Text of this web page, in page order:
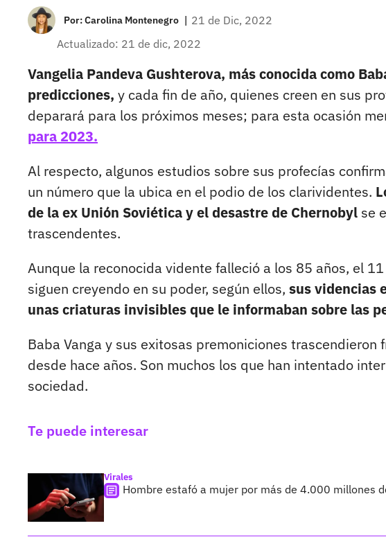
Por:Carolina Montenegro | 21 de Dic, 2022
Actualizado: 21 de dic, 2022
Vangelia Pandeva Gushterova, más conocida como
predicciones, y cada fin de año, quienes creen en sus
deparará para los próximos meses; para esta ocasión
para 2023.
Al respecto, algunos estudios sobre sus profecías
un número que la ubica en el podio de los clarividentes.
de la ex Unión Soviética y el desastre de Chernobyl se
trascendentes.
Aunque la reconocida vidente falleció a los 85 años, el
siguen creyendo en su poder, según ellos, sus videncias
unas criaturas invisibles que le informaban sobre las
Baba Vanga y sus exitosas premoniciones
desde hace años. Son muchos los que han intentado
sociedad.
Te puede interesar
Virales
Hombre estafó a mujer por más de 4.000 millones